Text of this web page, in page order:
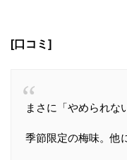
[口コミ]
まさに「やめられな
季節限定の梅味。他